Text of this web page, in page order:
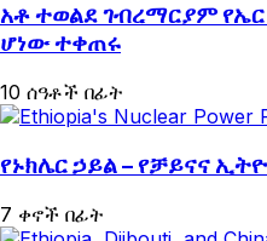
አቶ ተወልደ ገብረማርያም
ሆነው ተቀጠሩ
10 ሰዓቶች በፊት
የኑክሌር ኃይል – የቻይናና
7 ቀኖች በፊት